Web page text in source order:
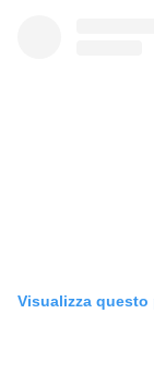
Visualizza